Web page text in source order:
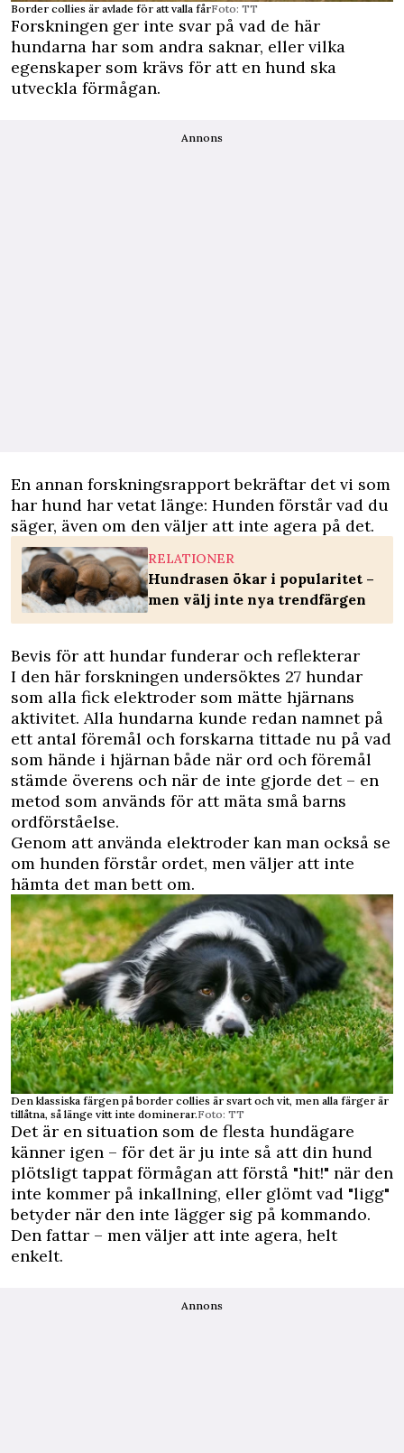
Border collies är avlade för att valla fårFoto: TT
Forskningen ger inte svar på vad de här
hundarna har som andra saknar, eller vilka
egenskaper som krävs för att en hund ska
utveckla förmågan.
Annons
En annan forskningsrapport bekräftar det vi som
har hund har vetat länge: Hunden förstår vad du
säger, även om den väljer att inte agera på det.
RELATIONER
Hundrasen ökar i popularitet –
men välj inte nya trendfärgen
Bevis för att hundar funderar och reflekterar
I den här forskningen undersöktes 27 hundar
som alla fick elektroder som mätte hjärnans
aktivitet. Alla hundarna kunde redan namnet på
ett antal föremål och forskarna tittade nu på vad
som hände i hjärnan både när ord och föremål
stämde överens och när de inte gjorde det – en
metod som används för att mäta små barns
ordförståelse.
Genom att använda elektroder kan man också se
om hunden förstår ordet, men väljer att inte
hämta det man bett om.
Den klassiska färgen på border collies är svart och vit, men alla färger är
tillåtna, så länge vitt inte dominerar.Foto: TT
Det är en situation som de flesta hundägare
känner igen – för det är ju inte så att din hund
plötsligt tappat förmågan att förstå "hit!" när den
inte kommer på inkallning, eller glömt vad "ligg"
betyder när den inte lägger sig på kommando.
Den fattar – men väljer att inte agera, helt
enkelt.
Annons